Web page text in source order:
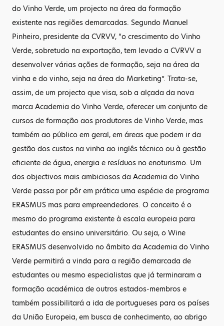
do Vinho Verde, um projecto na área da formação
existente nas regiões demarcadas. Segundo Manuel
Pinheiro, presidente da CVRVV, “o crescimento do Vinho
Verde, sobretudo na exportação, tem levado a CVRVV a
desenvolver várias ações de formação, seja na área da
vinha e do vinho, seja na área do Marketing”. Trata-se,
assim, de um projecto que visa, sob a alçada da nova
marca Academia do Vinho Verde, oferecer um conjunto de
cursos de formação aos produtores de Vinho Verde, mas
também ao público em geral, em áreas que podem ir da
gestão dos custos na vinha ao inglês técnico ou à gestão
eficiente de água, energia e resíduos no enoturismo. Um
dos objectivos mais ambiciosos da Academia do Vinho
Verde passa por pôr em prática uma espécie de programa
ERASMUS mas para empreendedores. O conceito é o
mesmo do programa existente à escala europeia para
estudantes do ensino universitário. Ou seja, o Wine
ERASMUS desenvolvido no âmbito da Academia do Vinho
Verde permitirá a vinda para a região demarcada de
estudantes ou mesmo especialistas que já terminaram a
formação académica de outros estados-membros e
também possibilitará a ida de portugueses para os países
da União Europeia, em busca de conhecimento, ao abrigo